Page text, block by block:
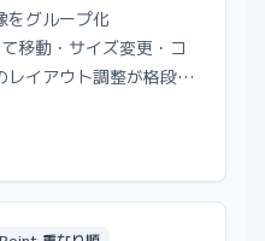
をグループ化
移動・サイズ変更・コ
レイアウト調整が格段に